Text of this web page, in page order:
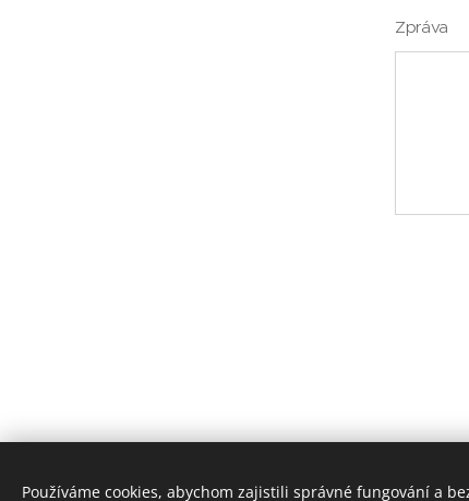
Zpráva
Používáme cookies, abychom zajistili správné fungování a